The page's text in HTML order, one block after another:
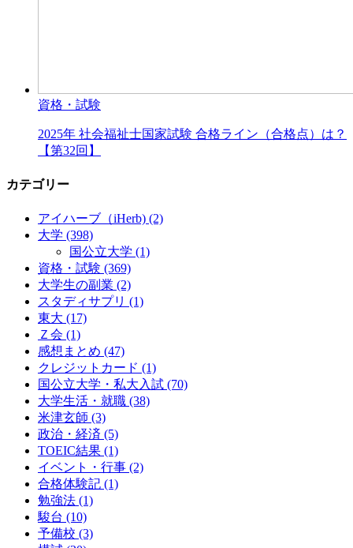
資格・試験
2025年 社会福祉士国家試験 合格ライン（合格点）は？
【第32回】
カテゴリー
アイハーブ（iHerb) (2)
大学 (398)
国公立大学 (1)
資格・試験 (369)
大学生の副業 (2)
スタディサプリ (1)
東大 (17)
Ｚ会 (1)
感想まとめ (47)
クレジットカード (1)
国公立大学・私大入試 (70)
大学生活・就職 (38)
米津玄師 (3)
政治・経済 (5)
TOEIC結果 (1)
イベント・行事 (2)
合格体験記 (1)
勉強法 (1)
駿台 (10)
予備校 (3)